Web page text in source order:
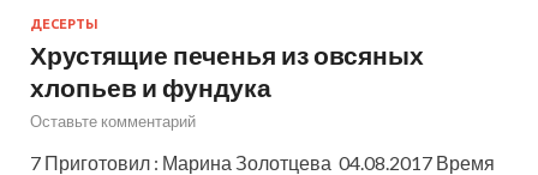
ДЕСЕРТЫ
Хрустящие печенья из овсяных
хлопьев и фундука
Оставьте комментарий
7 Приготовил : Марина Золотцева 04.08.2017 Время